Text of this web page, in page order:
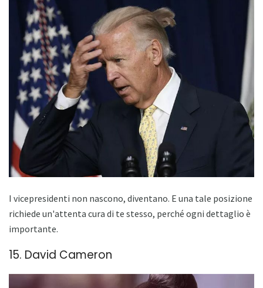
I vicepresidenti non nascono, diventano. E una tale posizione
richiede un'attenta cura di te stesso, perché ogni dettaglio è
importante.
15. David Cameron